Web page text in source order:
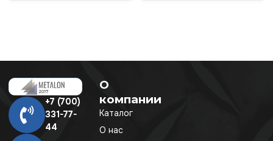
+7 (700)
331-77-
44
О
компании
Каталог
О нас